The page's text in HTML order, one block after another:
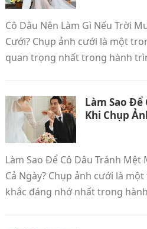
Cô Dâu Nên Làm Gì Nếu Trời
Cưới? Chụp ảnh cưới là một
quan trọng nhất trong hành
Làm Sao Để
Khi Chụp
Làm Sao Để Cô Dâu Tránh Mệt
Cả Ngày? Chụp ảnh cưới là
khắc đáng nhớ nhất trong